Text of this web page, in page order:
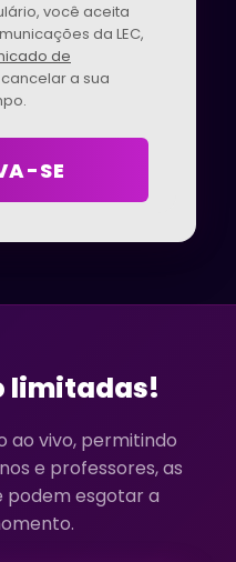
você aceita
da LEC,
de
a sua
SE
limitadas!
ao vivo, permitindo
e professores, as
podem esgotar a